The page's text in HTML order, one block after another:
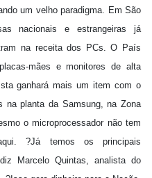
um velho paradigma. Em São
nacionais e estrangeiras já
na receita dos PCs. O País
mães e monitores de alta
ganhará mais um item com o
na planta da Samsung, na Zona
o microprocessador não tem
?Já temos os principais
Marcelo Quintas, analista do